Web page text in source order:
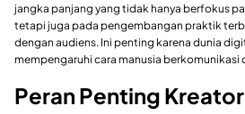
jangka panjang yang tidak hanya berfokus
tetapi juga pada pengembangan praktik
dengan audiens. Ini penting karena dunia
mempengaruhi cara manusia berkomunikasi
Peran Penting